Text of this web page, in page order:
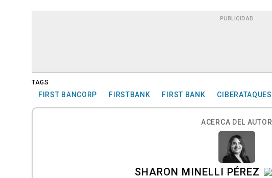
PUBLICIDAD
TAGS
FIRST BANCORP FIRSTBANK FIRST BANK CIBERATAQUES
ACERCA DEL AUTOR
SHARON MINELLI PÉREZ